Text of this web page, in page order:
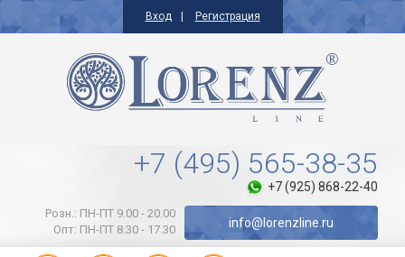
Вход Регистрация
+7 (495) 565-38-35
+7 (925) 868-22-40
Розн.: ПН-ПТ 9.00 - 20.00
Опт: ПН-ПТ 8.30 - 17.30
info@lorenzline.ru